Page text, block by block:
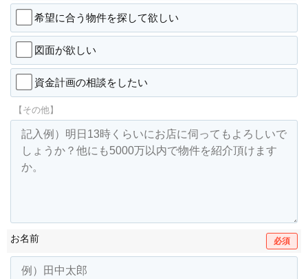
希望に合う物件を探して欲しい
図面が欲しい
資金計画の相談をしたい
【その他】
お名前 必須